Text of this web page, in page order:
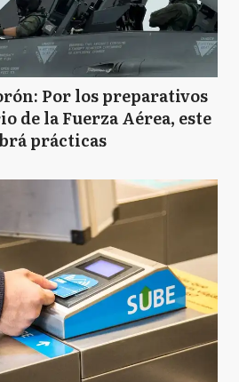
Por los preparativos
de la Fuerza Aérea, este
prácticas